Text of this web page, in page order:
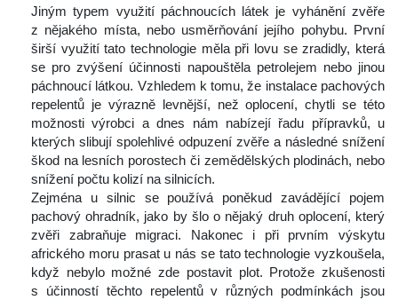
Jiným typem využití páchnoucích látek je vyhánění zvěře
z nějakého místa, nebo usměrňování jejího pohybu. První
širší využití tato technologie měla při lovu se zradidly, která
e pro zvýšení účinnosti napouštěla petrolejem nebo jinou
páchnoucí látkou. Vzhledem k tomu, že instalace pachových
repelentů je výrazně levnější, než oplocení, chytli se této
možnosti výrobci a dnes nám nabízejí řadu přípravků, u
kterých slibují spolehlivé odpuzení zvěře a následné snížení
škod na lesních porostech či zemědělských plodinách, nebo
nížení počtu kolizí na silnicích.
Zejména u silnic se používá poněkud zavádějící pojem
pachový ohradník, jako by šlo o nějaký druh oplocení, který
zvěři zabraňuje migraci. Nakonec i při prvním výskytu
afrického moru prasat u nás se tato technologie vyzkoušela,
když nebylo možné zde postavit plot. Protože zkušenosti
účinností těchto repelentů v různých podmínkách jsou